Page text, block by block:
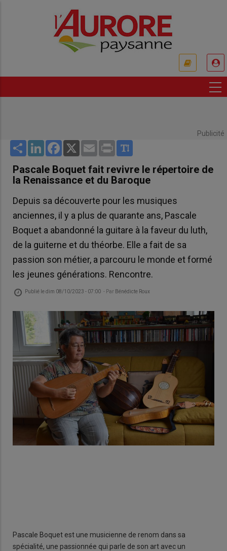
Publicité
Share LinkedInFacebook
X Email Print
Pascale Boquet fait revivre le répertoire de
la Renaissance et du Baroque
Depuis sa découverte pour les musiques
anciennes, il y a plus de quarante ans, Pascale
Boquet a abandonné la guitare à la faveur du luth,
de la guiterne et du théorbe. Elle a fait de sa
passion son métier, a parcouru le monde et formé
les jeunes générations. Rencontre.
Publié ledim 08/10/2023 - 07:00 - Par Bénédicte Roux
Pascale Boquet est une musicienne de renom dans sa
spécialité, une passionnée qui parle de son art avec un